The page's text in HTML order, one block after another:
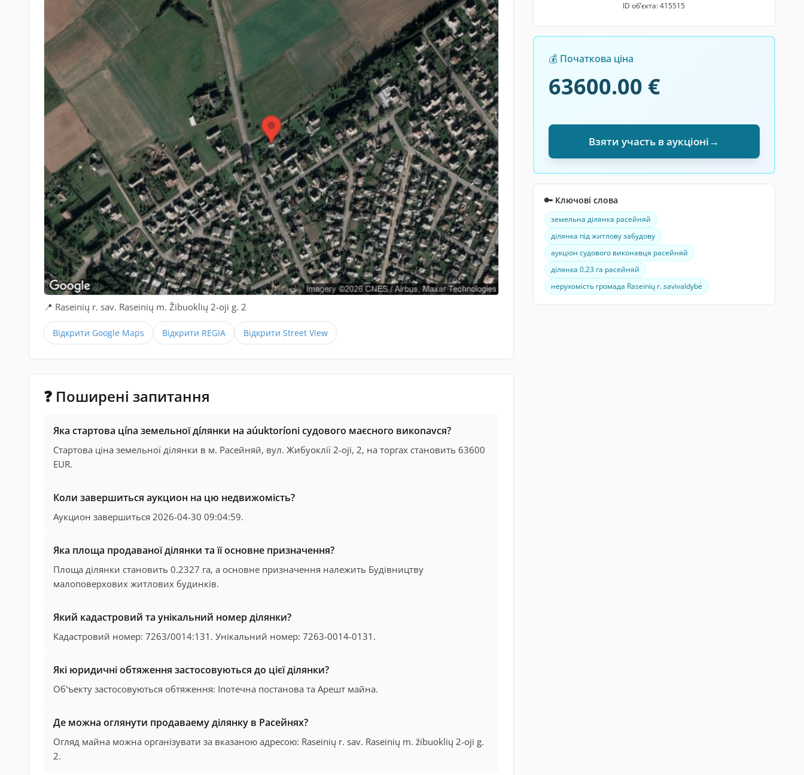
📍 Raseinių r. sav. Raseinių m. Žibuoklių 2-oji g. 2
Відкрити Google Maps Відкрити REGIA Відкрити Street View
❓ Поширені запитання
Яка стартова цínа земельної дíлянки на аúuktoríonі судового маєсного викonavcя?
Стартова ціна земельної ділянки в м. Расейняй, вул. Жибуоклії 2-oji, 2, на торгах становить 63600
EUR.
Коли завершиться аукцион на цю недвижомість?
Аукцион завершиться 2026-04-30 09:04:59.
Яка площа продаваної ділянки та її основне призначення?
Площа ділянки становить 0.2327 га, а основне призначення належить Будівництву
малоповерхових житлових будинків.
Який кадастровий та унікальний номер ділянки?
Кадастровий номер: 7263/0014:131. Унікальний номер: 7263-0014-0131.
Які юридичні обтяження застосовуються до цієї ділянки?
Об'ъекту застосовуються обтяження: Іпотечна постанова та Арешт майна.
Де можна оглянути продаваему ділянку в Расейнях?
Огляд майна можна організувати за вказаною адресою: Raseinių r. sav. Raseinių m. žibuoklių 2-oji g.
2.
ID обʼєкта: 415515
💰 Початкова ціна
63600.00 €
Взяти участь в аукціоні→
🔑 Ключові слова
земельна ділянка расейняй
ділянка під житлову забудову
аукціон судового виконавця расейняй
ділянка 0.23 га расейняй
нерухомість громада Raseinių r. savivaldybė